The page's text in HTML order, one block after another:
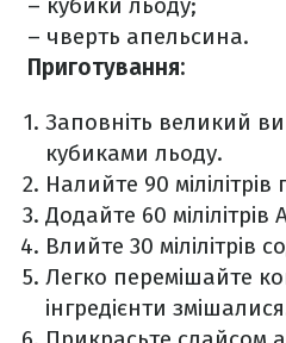
– чверть апельсина.
Приготування:
Заповніть великий
кубиками льоду.
Налийте 90 мілілітрів
Додайте 60 мілілітрів
Влийте 30 мілілітрів
Легко перемішайте
інгредієнти